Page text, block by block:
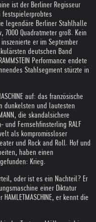
ist der Berliner Regisseur
festspielerprobtes
legendäre Berliner Stahlhalle
7000 Quadratmeter groß. Kein
er im September
deutschen Band
Performance endete
Stahlsegment stürzte in
auf: das französische
dunkelsten und lautesten
die skandalsichere
und Fernsehfinsterling RALF
als kompromissloser
und Rock and Roll. Hof und
haben einen
Krieg.
oder ist es ein Nachteil? Er
einer Diktatur
er kennt die